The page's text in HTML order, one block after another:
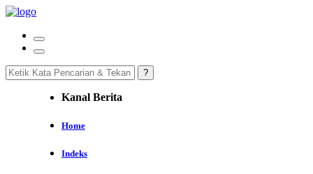
Kanal Berita
Home
Indeks